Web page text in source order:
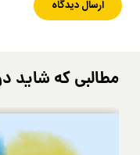
مطالبی که شاید